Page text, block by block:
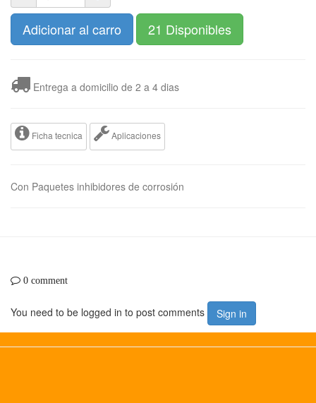
Adicionar al carro 21 Disponibles
Entrega a domicilio de 2 a 4 dias
Ficha tecnica Aplicaciones
Con Paquetes inhibidores de corrosión
0 comment
You need to be logged in to post comments Sign in